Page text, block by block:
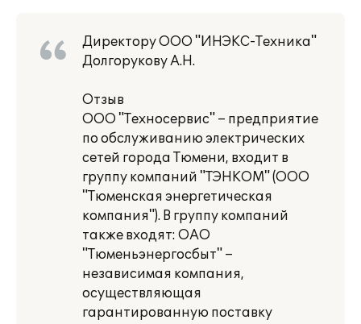
Директору ООО "ИНЭКС-Техника"
Долгорукову А.Н.
Отзыв
ООО "Техносервис" – предприятие
по обслуживанию электрических
сетей города Тюмени, входит в
группу компаний "ТЭНКОМ" (ООО
"Тюменская энергетическая
компания"). В группу компаний
также входят: ОАО
"Тюменьэнергосбыт" –
независимая компания,
осуществляющая
гарантированную поставку